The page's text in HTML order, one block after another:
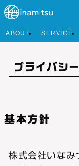
ABOUT SERVICE
プライバシ
基本方針
株式会社いなみ